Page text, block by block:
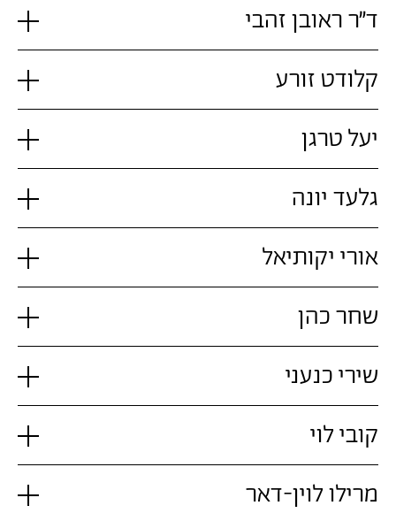
ד"ר ראובן זהבי
קלודט זורע
יעל טרגן
גלעד יונה
אורי יקותיאל
שחר כהן
שירי כנעני
קובי לוי
מרילו לוין-דאר